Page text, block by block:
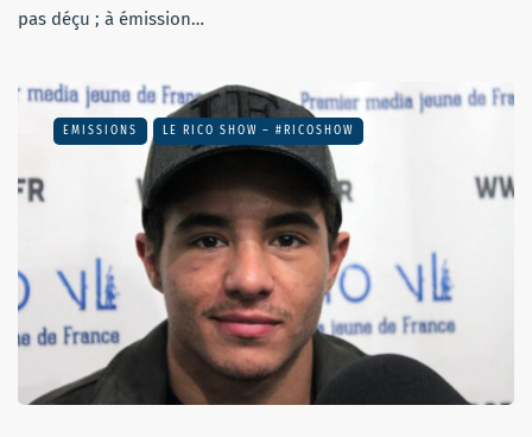
pas déçu ; à émission…
EMISSIONS LE RICO SHOW – #RICOSHOW